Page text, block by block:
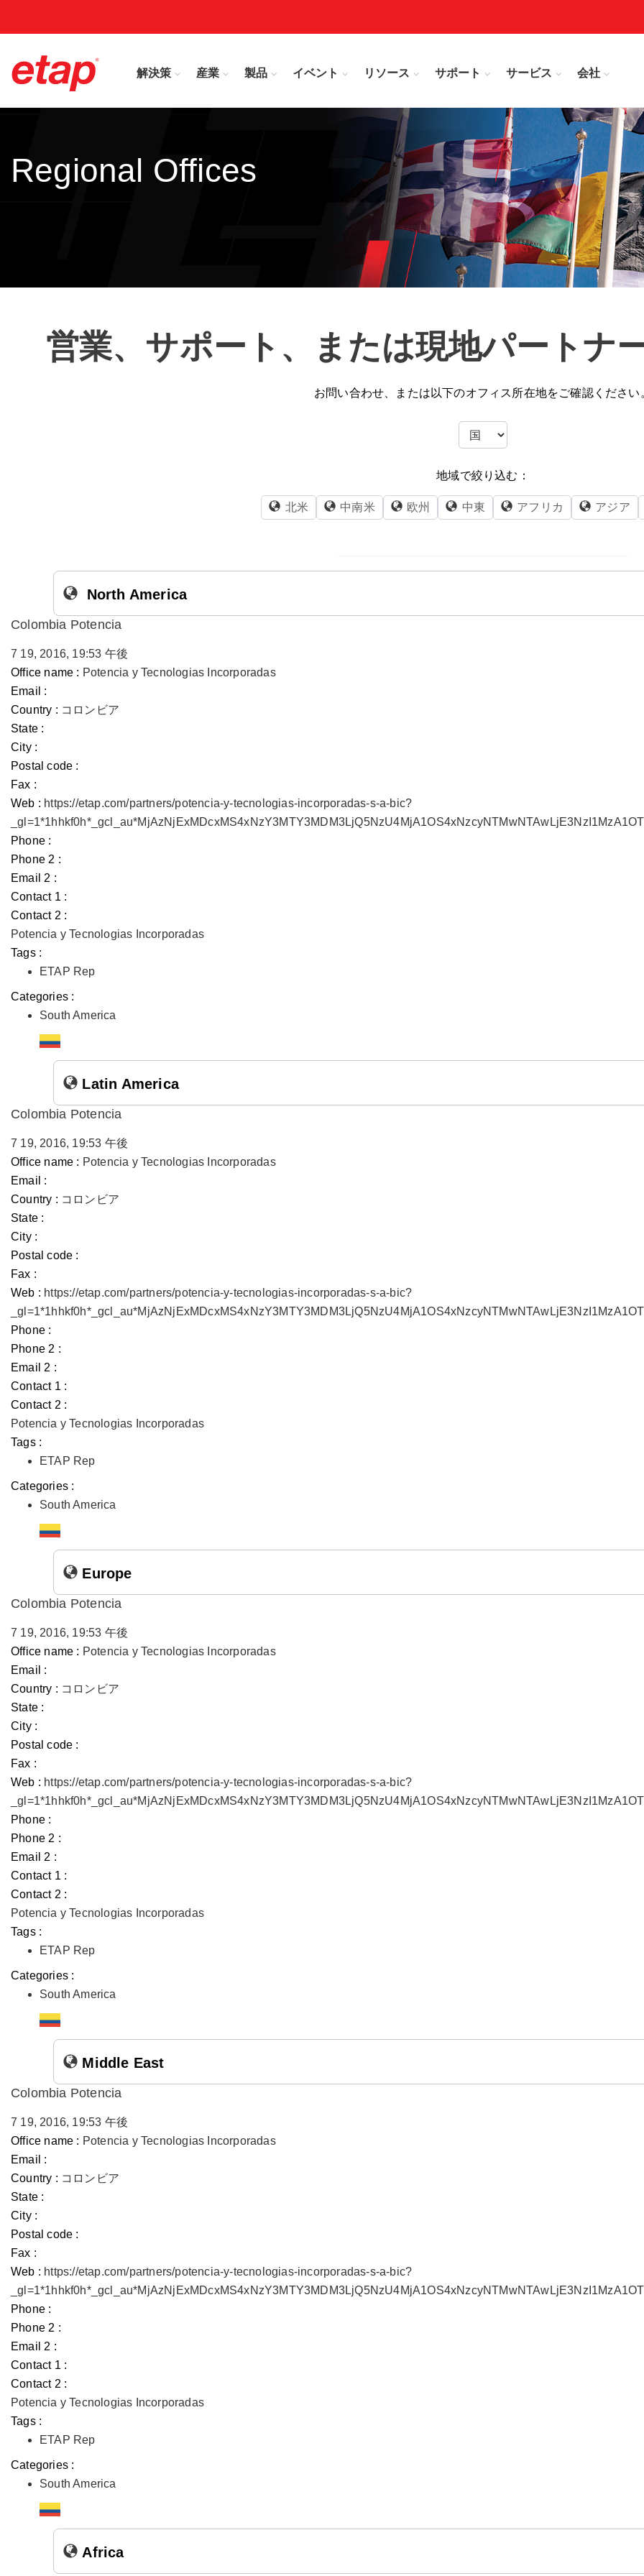
解決策 産業 製品 イベント リソース サポート サービス 会社
Regional Offices
営業、サポート、または現地パートナ
お問い合わせ、または以下のオフィス所在地をご確認ください
地域で絞り込む：
北米 中南米 欧州 中東 アフリカ アジア
North America
Colombia Potencia
7 19, 2016, 19:53 午後
Office name : Potencia y Tecnologias Incorporadas
Email :
Country : コロンビア
State :
City :
Postal code :
Fax :
Web : https://etap.com/partners/potencia-y-tecnologias-incorporadas-s-a-bic?
Phone :
Phone 2 :
Email 2 :
Contact 1 :
Contact 2 :
Potencia y Tecnologias Incorporadas
Tags :
ETAP Rep
Categories :
South America
Latin America
Colombia Potencia
7 19, 2016, 19:53 午後
Office name : Potencia y Tecnologias Incorporadas
Email :
Country : コロンビア
State :
City :
Postal code :
Fax :
Web : https://etap.com/partners/potencia-y-tecnologias-incorporadas-s-a-bic?
Phone :
Phone 2 :
Email 2 :
Contact 1 :
Contact 2 :
Potencia y Tecnologias Incorporadas
Tags :
ETAP Rep
Categories :
South America
Europe
Colombia Potencia
7 19, 2016, 19:53 午後
Office name : Potencia y Tecnologias Incorporadas
Email :
Country : コロンビア
State :
City :
Postal code :
Fax :
Web : https://etap.com/partners/potencia-y-tecnologias-incorporadas-s-a-bic?
Phone :
Phone 2 :
Email 2 :
Contact 1 :
Contact 2 :
Potencia y Tecnologias Incorporadas
Tags :
ETAP Rep
Categories :
South America
Middle East
Colombia Potencia
7 19, 2016, 19:53 午後
Office name : Potencia y Tecnologias Incorporadas
Email :
Country : コロンビア
State :
City :
Postal code :
Fax :
Web : https://etap.com/partners/potencia-y-tecnologias-incorporadas-s-a-bic?
Phone :
Phone 2 :
Email 2 :
Contact 1 :
Contact 2 :
Potencia y Tecnologias Incorporadas
Tags :
ETAP Rep
Categories :
South America
Africa